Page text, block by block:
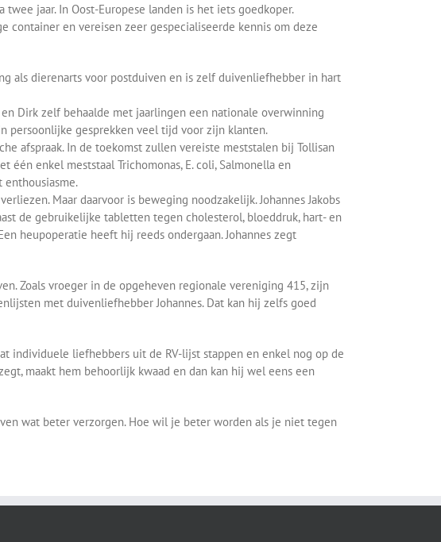
jaar. In Oost-Europese landen is het iets goedkoper.
en vereisen zeer gespecialiseerde kennis om deze
als dierenarts voor postduiven en is zelf duivenliefhebber in hart
Dirk zelf behaalde met jaarlingen een nationale overwinning
persoonlijke gesprekken veel tijd voor zijn klanten.
afspraak. In de toekomst zullen vereiste meststalen bij Tollisan
één enkel meststaal Trichomonas, E. coli, Salmonella en
enthousiasme.
Maar daarvoor is beweging noodzakelijk. Johannes Jakobs
de gebruikelijke tabletten tegen cholesterol, bloeddruk, hart- en
heupoperatie heeft hij reeds ondergaan. Johannes zegt
Zoals vroeger in de opgeheven regionale vereniging 415, zijn
met duivenliefhebber Johannes. Dat kan hij zelfs goed
individuele liefhebbers uit de RV-lijst stappen en enkel nog op de
maakt hem behoorlijk kwaad en dan kan hij wel eens een
wat beter verzorgen. Hoe wil je beter worden als je niet tegen